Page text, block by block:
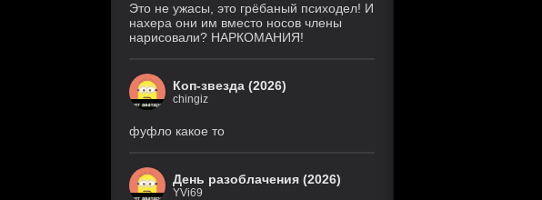
Это не ужасы, это грёбаный психодел! И
нахера они им вместо носов члены
нарисовали? НАРКОМАНИЯ!
Коп-звезда (2026)
chingiz
фуфло какое то
День разоблачения (2026)
YVi69